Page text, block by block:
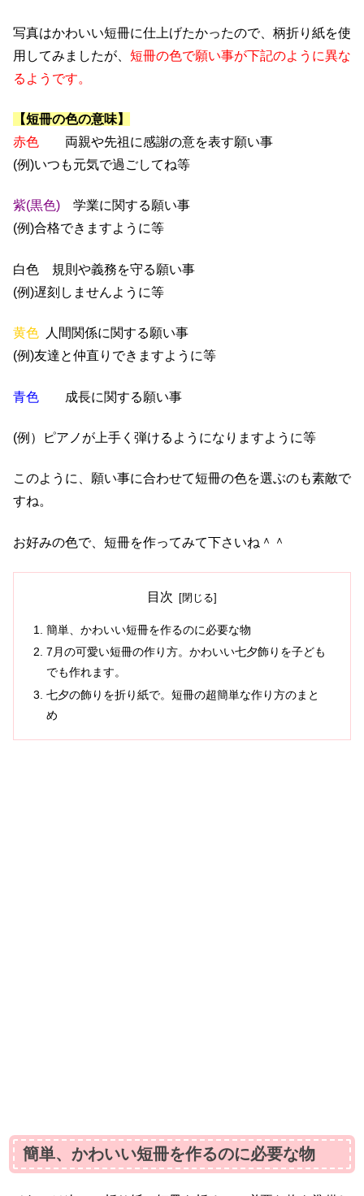
写真はかわいい短冊に仕上げたかったので、柄折り紙を使
用してみましたが、 短冊の色で願い事が下記のように異な
るようです。
【短冊の色の意味】
赤色 両親や先祖に感謝の意を表す願い事
(例)いつも元気で過ごしてね等
紫(黒色) 学業に関する願い事
(例)合格できますように等
白色 規則や義務を守る願い事
(例)遅刻しませんように等
黄色 人間関係に関する願い事
(例)友達と仲直りできますように等
青色 成長に関する願い事
(例）ピアノが上手く弾けるようになりますように等
このように、願い事に合わせて短冊の色を選ぶのも素敵で
すね。
お好みの色で、短冊を作ってみて下さいね＾＾
目次
簡単、かわいい短冊を作るのに必要な物
7月の可愛い短冊の作り方。かわいい七夕飾りを子ども
でも作れます。
七夕の飾りを折り紙で。短冊の超簡単な作り方のまと
め
簡単、かわいい短冊を作るのに必要な物